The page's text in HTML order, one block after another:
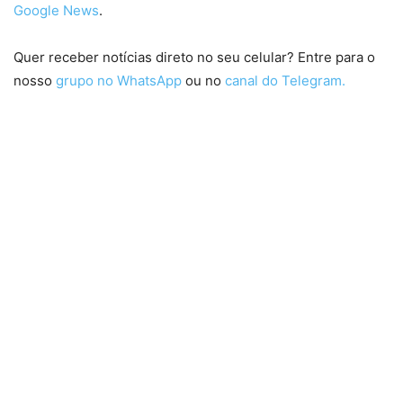
Google News.
Quer receber notícias direto no seu celular? Entre para o
nosso grupo no WhatsApp ou no canal do Telegram.